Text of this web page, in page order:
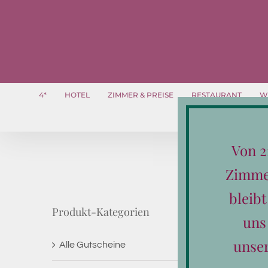
4* HOTEL ZIMMER & PREISE RESTAURANT
Produkt-Kategorien
Alle Gutscheine
Von
bleibt